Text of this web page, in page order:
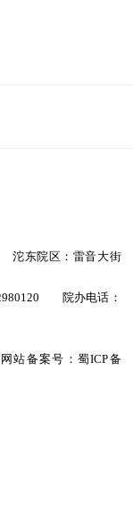
沱东院区：雷音大街
院办电话：
站备案号： 蜀ICP备